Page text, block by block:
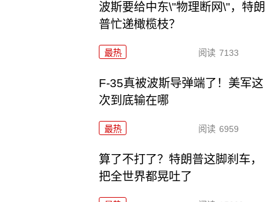
波斯要给中东\"物理断网\"，特朗
普忙递橄榄枝？
最热 阅读 7133
F-35真被波斯导弹端了！美军这
次到底输在哪
最热 阅读 6959
算了不打了？特朗普这脚刹车，
把全世界都晃吐了